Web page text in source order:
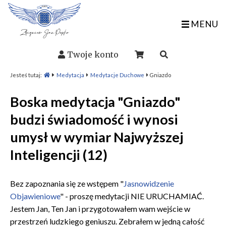
MENU
Twoje konto
Jesteś tutaj: Medytacja Medytacje Duchowe Gniazdo
Boska medytacja "Gniazdo"
budzi świadomość i wynosi
umysł w wymiar Najwyższej
Inteligencji (12)
Bez zapoznania się ze wstępem "Jasnowidzenie
Objawieniowe" - proszę medytacji NIE URUCHAMIAĆ.
Jestem Jan, Ten Jan i przygotowałem wam wejście w
przestrzeń ludzkiego geniuszu. Zebrałem w jedną całość